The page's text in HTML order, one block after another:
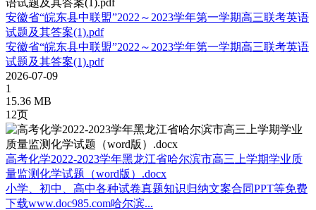
安徽省“皖东县中联盟”2022～2023学年第一学期高三联考英语
试题及其答案(1).pdf
安徽省“皖东县中联盟”2022～2023学年第一学期高三联考英语
试题及其答案(1).pdf
2026-07-09
1
15.36 MB
12页
高考化学2022-2023学年黑龙江省哈尔滨市高三上学期学业质
量监测化学试题（word版）.docx
小学、初中、高中各种试卷真题知识归纳文案合同PPT等免费
下载www.doc985.com哈尔滨...